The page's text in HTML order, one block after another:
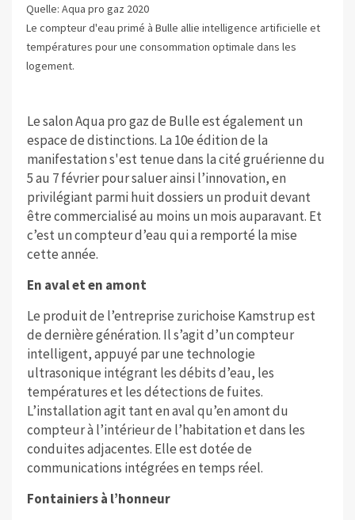
Quelle: Aqua pro gaz 2020
Le compteur d'eau primé à Bulle allie intelligence artificielle et
températures pour une consommation optimale dans les
logement.
Le salon Aqua pro gaz de Bulle est également un
espace de distinctions. La 10e édition de la
manifestation s'est tenue dans la cité gruérienne du
5 au 7 février pour saluer ainsi l’innovation, en
privilégiant parmi huit dossiers un produit devant
être commercialisé au moins un mois auparavant. Et
c’est un compteur d’eau qui a remporté la mise
cette année.
En aval et en amont
Le produit de l’entreprise zurichoise Kamstrup est
de dernière génération. Il s’agit d’un compteur
intelligent, appuyé par une technologie
ultrasonique intégrant les débits d’eau, les
températures et les détections de fuites.
L’installation agit tant en aval qu’en amont du
compteur à l’intérieur de l’habitation et dans les
conduites adjacentes. Elle est dotée de
communications intégrées en temps réel.
Fontainiers à l’honneur